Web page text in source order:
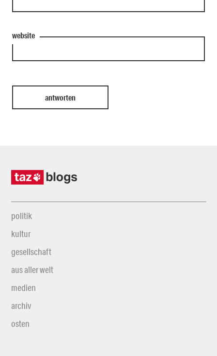
website
politik
kultur
gesellschaft
aus aller welt
medien
archiv
osten